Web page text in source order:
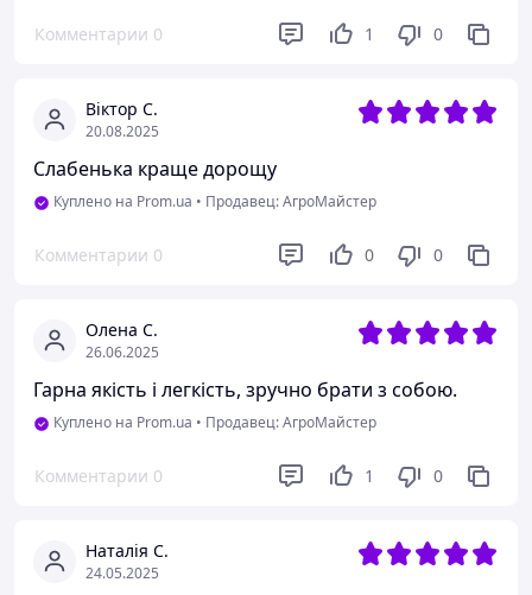
Комментарии 0 1 0
Віктор С.
20.08.2025
Слабенька краще дорощу
Куплено на Prom.ua • Продавец: АгроМайстер
Комментарии 0 0 0
Олена С.
26.06.2025
Гарна якість і легкість, зручно брати з собою.
Куплено на Prom.ua • Продавец: АгроМайстер
Комментарии 0 1 0
Наталія С.
24.05.2025